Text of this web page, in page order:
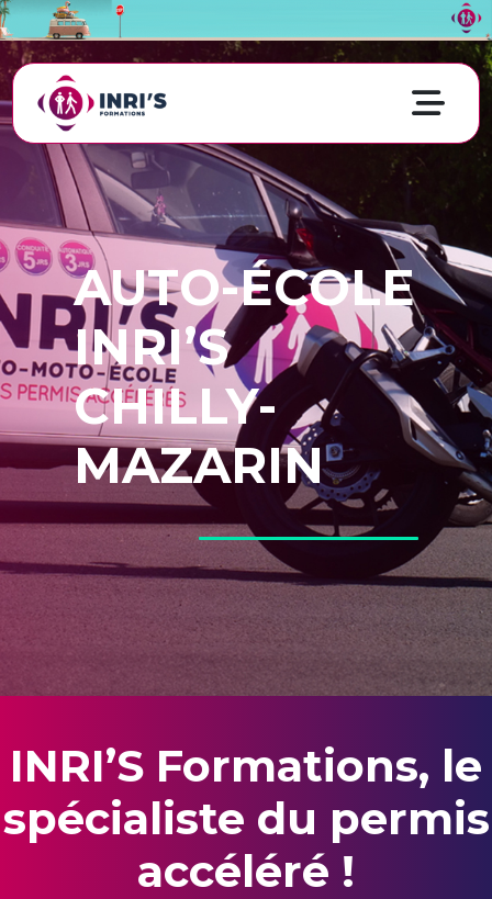
AUTO-ÉCOLE
INRI’S
CHILLY-
MAZARIN
INRI’S Formations, le
spécialiste du permis
accéléré !